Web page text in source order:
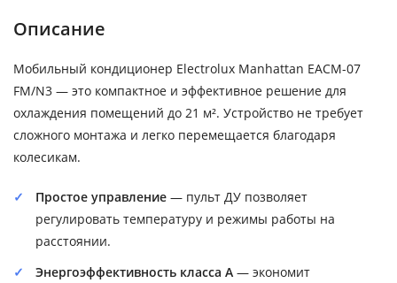
Описание
Мобильный кондиционер Electrolux Manhattan EACM-07
FM/N3 — это компактное и эффективное решение для
охлаждения помещений до 21 м². Устройство не требует
сложного монтажа и легко перемещается благодаря
колесикам.
Простое управление — пульт ДУ позволяет
регулировать температуру и режимы работы на
расстоянии.
Энергоэффективность класса A — экономит